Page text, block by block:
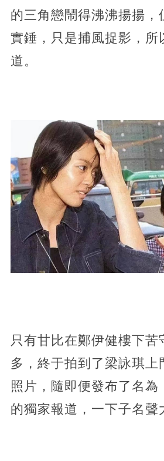
的三角戀鬧得沸沸揚揚，
實錘，只是捕風捉影，所
道。
只有甘比在鄭伊健樓下苦
多，終于拍到了梁詠琪上
照片，隨即便發布了名為
的獨家報道，一下子名聲